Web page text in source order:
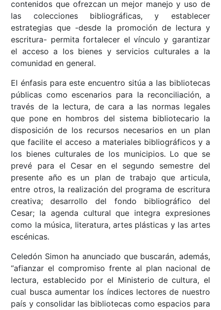
contenidos que ofrezcan un mejor manejo y uso de
las colecciones bibliográficas, y establecer
estrategias que -desde la promoción de lectura y
escritura- permita fortalecer el vínculo y garantizar
el acceso a los bienes y servicios culturales a la
comunidad en general.
El énfasis para este encuentro sitúa a las bibliotecas
públicas como escenarios para la reconciliación, a
través de la lectura, de cara a las normas legales
que pone en hombros del sistema bibliotecario la
disposición de los recursos necesarios en un plan
que facilite el acceso a materiales bibliográficos y a
los bienes culturales de los municipios. Lo que se
prevé para el Cesar en el segundo semestre del
presente año es un plan de trabajo que articula,
entre otros, la realización del programa de escritura
creativa; desarrollo del fondo bibliográfico del
Cesar; la agenda cultural que integra expresiones
como la música, literatura, artes plásticas y las artes
escénicas.
Celedón Simon ha anunciado que buscarán, además,
“afianzar el compromiso frente al plan nacional de
lectura, establecido por el Ministerio de cultura, el
cual busca aumentar los índices lectores de nuestro
país y consolidar las bibliotecas como espacios para